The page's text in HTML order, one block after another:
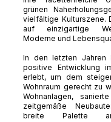
grünen
vielfältige Kulturszene.
auf einzigartige
Moderne und
In den letzten Jahren
positive Entwicklung
erlebt, um dem
Wohnraum gerecht zu
Wohnanlagen,
zeitgemäße
breite Palette